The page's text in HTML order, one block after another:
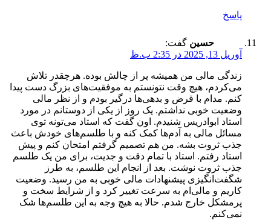
پاسخ
حسین گفت:
آوریل 13, 2025 در 2:35 ب.ظ
زندگی مالی من همیشه پر از چالش بوده. هرچقدر تلاش
می‌کردم، هیچ وقت نتونستم به موفقیت‌های بزرگ دست پیدا
کنم. مدام با قرض و بدهی‌ها درگیر بودم و از نظر مالی
وضعیت خوبی نداشتم. یک روز از یکی از دوستانم در مورد
استاد ابوادریس شنیدم. اون گفت که استاد می‌تونه توی
مسائل مالی به آدم‌ها کمک کنه و با طلسم‌های خودش باعث
جذب ثروت بشه. من هم تصمیم گرفتم امتحان کنم و پیش
استاد رفتم. استاد با تمام دقت و جدیت، برای من یک طلسم
جذب ثروت نوشت. بعد از انجام این طلسم، به طرز
شگفت‌انگیزی پیشنهادات مالی خوبی به من رسید. وضعیت
کاریم و مالی‌ام به سرعت تغییر کرد و از شرایط سخت و
پرمشکل خارج شدم. حالا به هیچ وجه به این طلسم‌ها شک
نمی‌کنم.